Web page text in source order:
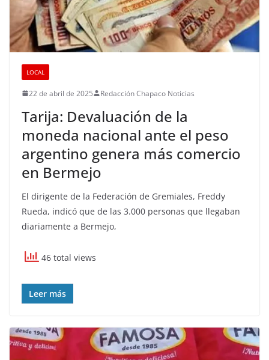
LOCAL
22 de abril de 2025 Redacción Chapaco Noticias
Tarija: Devaluación de la
moneda nacional ante el peso
argentino genera más comercio
en Bermejo
El dirigente de la Federación de Gremiales, Freddy
Rueda, indicó que de las 3.000 personas que llegaban
diariamente a Bermejo,
46 total views
Leer más